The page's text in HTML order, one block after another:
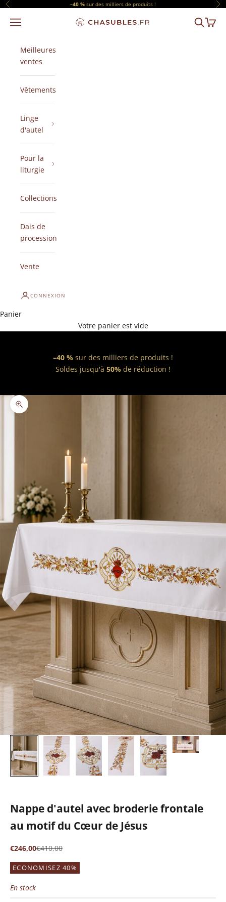
Passer au contenu
Précédent –40 % sur des milliers de produits !
CHASUBLES.FR
Menu Panier
Meilleures
ventes
Vêtements
Linge
d'autel
Pour la
liturgie
Collections
Dais de
procession
Vente
CONNEXION
Panier
Votre panier est vide
–40 % sur des milliers de produits !
Soldes jusqu'à 50% de réduction !
Zoomer sur l'image
Nappe d'autel avec broderie frontale
au motif du Cœur de Jésus
Prix de vente
€246,00Prix normal
€410,00
ECONOMISEZ 40%
En stock